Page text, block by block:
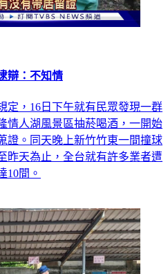
辯：不知情
定，16日下午就有民眾發現一群
情人湖風景區抽菸喝酒，一開始
證。同天晚上新竹竹東一間撞球
昨天為止，全台就有許多業者遭
10間。